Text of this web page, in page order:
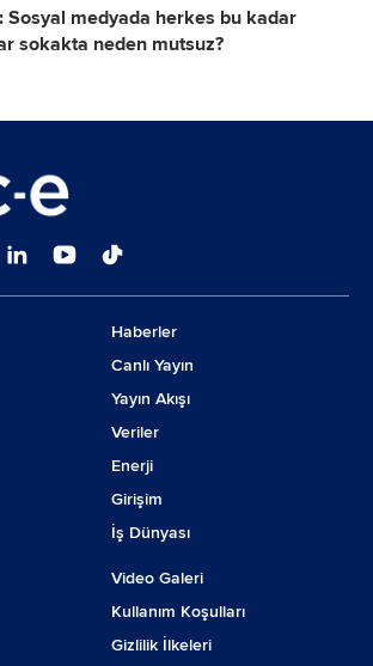
Sosyal medyada herkes bu kadar
sokakta neden mutsuz?
Haberler
Canlı Yayın
Yayın Akışı
Veriler
Enerji
Girişim
İş Dünyası
Video Galeri
Kullanım Koşulları
Gizlilik İlkeleri